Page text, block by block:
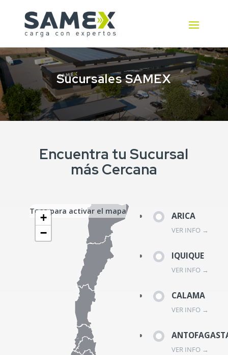
Sucursales SAMEX
Encuentra tu Sucursal
más Cercana
ARICA
VER INFO →
IQUIQUE
VER INFO →
CALAMA
VER INFO →
VER INFO →
+
−
Toca para activar el mapa